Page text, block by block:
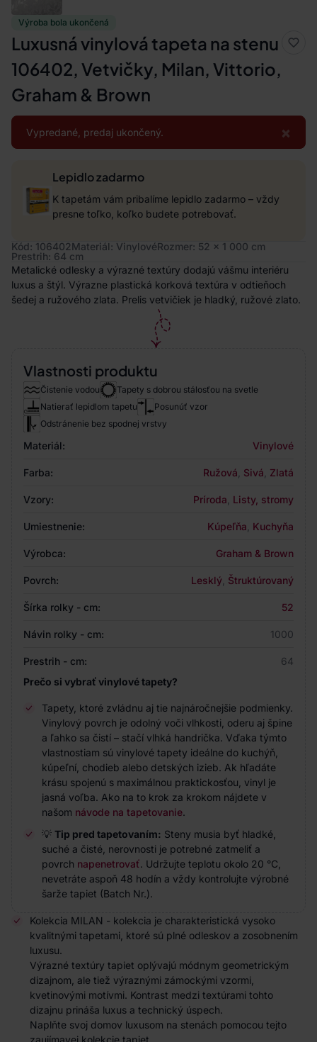
Výroba bola ukončená
Luxusná vinylová tapeta na stenu
106402, Vetvičky, Milan, Vittorio,
Graham & Brown
×
Vypredané, predaj ukončený.
Lepidlo zadarmo
K tapetám vám pribalíme lepidlo zadarmo – vždy
presne toľko, koľko budete potrebovať.
Kód: 106402Materiál: VinylovéRozmer: 52 x 1 000 cm
Prestrih: 64 cm
Metalické odlesky a výrazné textúry dodajú vášmu interiéru
luxus a štýl. Výrazne plastická korková textúra v odtieňoch
šedej a ružového zlata. Prelis vetvičiek je hladký, ružové zlato.
Vlastnosti produktu
Čistenie vodou
Tapety s dobrou stálosťou na svetle
Natierať lepidlom tapetu
Posunúť vzor
Odstránenie bez spodnej vrstvy
Materiál: Vinylové
Farba: Ružová Sivá Zlatá
Vzory: Príroda Listy, stromy
Umiestnenie: Kúpeľňa Kuchyňa
Výrobca: Graham & Brown
Povrch: Lesklý Štruktúrovaný
Šírka rolky - cm: 52
Návin rolky - cm: 1000
Prestrih - cm:
64
Prečo si vybrať vinylové tapety?
Tapety, ktoré zvládnu aj tie najnáročnejšie podmienky.
Vinylový povrch je odolný voči vlhkosti, oderu aj špine
a ľahko sa čistí – stačí vlhká handrička. Vďaka týmto
vlastnostiam sú vinylové tapety ideálne do kuchýň,
kúpeľní, chodieb alebo detských izieb. Ak hľadáte
krásu spojenú s maximálnou praktickosťou, vinyl je
jasná voľba. Ako na to krok za krokom nájdete v
našom návode na tapetovanie.
💡 Tip pred tapetovaním: Steny musia byť hladké,
suché a čisté, nerovnosti je potrebné zatmeliť a
povrch napenetrovať. Udržujte teplotu okolo 20 °C,
nevetráte aspoň 48 hodín a vždy kontrolujte výrobné
šarže tapiet (Batch Nr.).
Kolekcia MILAN - kolekcia je charakteristická vysoko
kvalitnými tapetami, ktoré sú plné odleskov a zosobnením
luxusu.
Výrazné textúry tapiet oplývajú módnym geometrickým
dizajnom, ale tiež výraznými zámockými vzormi,
kvetinovými motívmi. Kontrast medzi textúrami tohto
dizajnu prináša luxus a technický úspech.
Naplňte svoj domov luxusom na stenách pomocou tejto
zaujímavej kolekcie tapiet.